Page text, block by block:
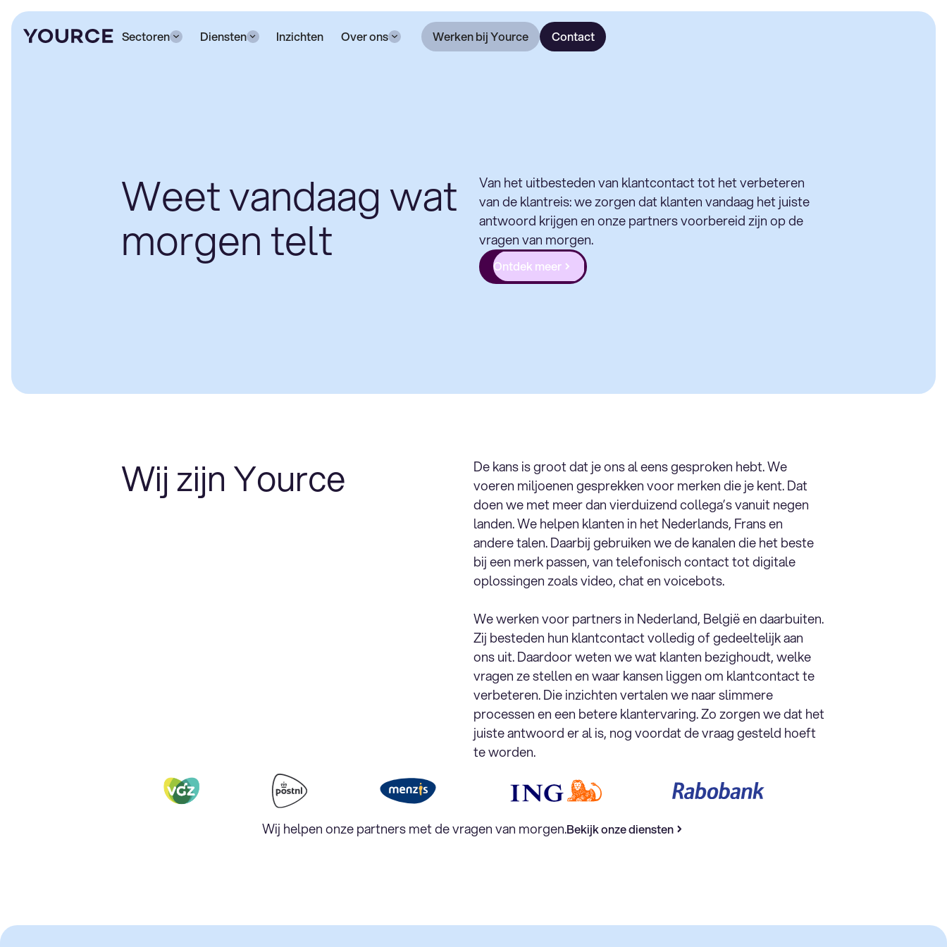
Sectoren Diensten Inzichten Over ons Werken bij Yource Contact
Weet vandaag wat
morgen telt
Van het uitbesteden van klantcontact tot het verbeteren
van de klantreis: we zorgen dat klanten vandaag het juiste
antwoord krijgen en onze partners voorbereid zijn op de
vragen van morgen.
Ontdek meer
Wij zijn Yource
De kans is groot dat je ons al eens gesproken hebt. We
voeren miljoenen gesprekken voor merken die je kent. Dat
doen we met meer dan vierduizend collega’s vanuit negen
landen. We helpen klanten in het Nederlands, Frans en
andere talen. Daarbij gebruiken we de kanalen die het beste
bij een merk passen, van telefonisch contact tot digitale
oplossingen zoals video, chat en voicebots.
We werken voor partners in Nederland, België en daarbuiten.
Zij besteden hun klantcontact volledig of gedeeltelijk aan
ons uit. Daardoor weten we wat klanten bezighoudt, welke
vragen ze stellen en waar kansen liggen om klantcontact te
verbeteren. Die inzichten vertalen we naar slimmere
processen en een betere klantervaring. Zo zorgen we dat het
juiste antwoord er al is, nog voordat de vraag gesteld hoeft
te worden.
Wij helpen onze partners met de vragen van morgen.Bekijk onze diensten